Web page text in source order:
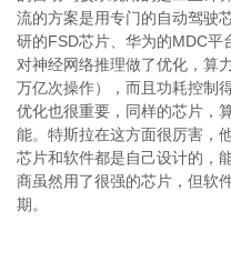
流的方案是用专门的自动驾驶
研的FSD芯片、华为的MDC平
对神经网络推理做了优化，算
万亿次操作），而且功耗控制
优化也很重要，同样的芯片，
能。特斯拉在这方面很厉害，
芯片和软件都是自己设计的，
商虽然用了很强的芯片，但软
期。